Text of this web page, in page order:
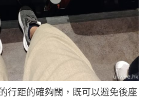
行距的確夠闊，既可以避免後座